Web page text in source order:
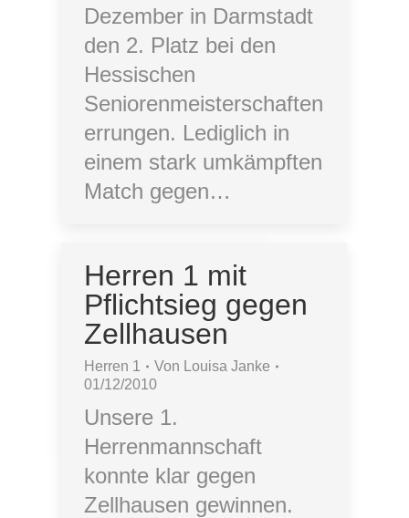
Dezember in Darmstadt
den 2. Platz bei den
Hessischen
Seniorenmeisterschaften
errungen. Lediglich in
einem stark umkämpften
Match gegen…
Herren 1 mit
Pflichtsieg gegen
Zellhausen
Herren 1 Von Louisa Janke
01/12/2010
Unsere 1.
Herrenmannschaft
konnte klar gegen
Zellhausen gewinnen.